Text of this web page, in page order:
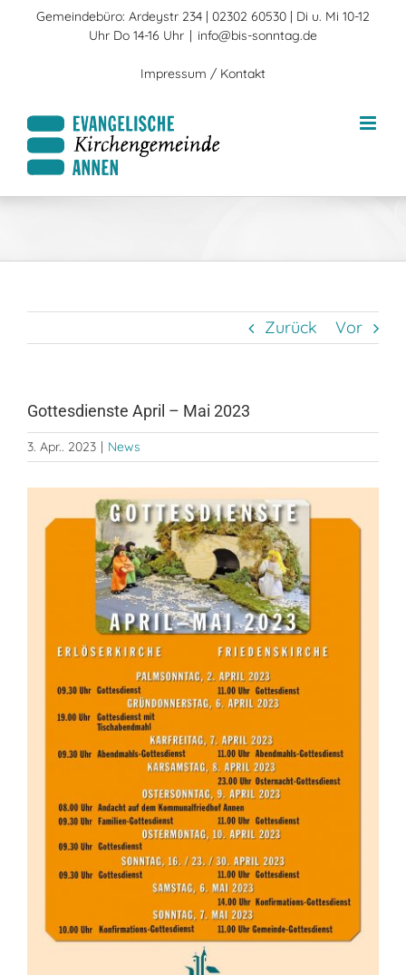
Gemeindebüro: Ardeystr 234 | 02302 60530 | Di u. Mi 10-12
Uhr Do 14-16 Uhr | info@bis-sonntag.de
Impressum / Kontakt
Zurück Vor
Gottesdienste April – Mai 2023
3. Apr.. 2023 | News